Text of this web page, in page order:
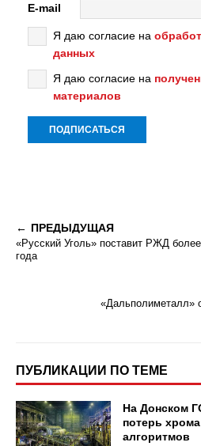
E-mail
Я даю согласие на
данных
Я даю согласие на
материалов
ПРЕДЫДУЩАЯ
«Русский Уголь» поставит РЖД
года
«Дальполиметалл»
ПУБЛИКАЦИИ ПО ТЕМЕ
На Донском
потерь
алгоритмов